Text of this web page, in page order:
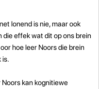
lonend is nie, maar ook
die effek wat dit op ons brein
hoe leer Noors die brein
is.
Noors kan kognitiewe